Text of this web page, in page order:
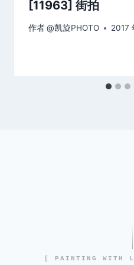
[11963] 街拍
作者@凯旋PHOTO 2017
[ PAINTING WITH